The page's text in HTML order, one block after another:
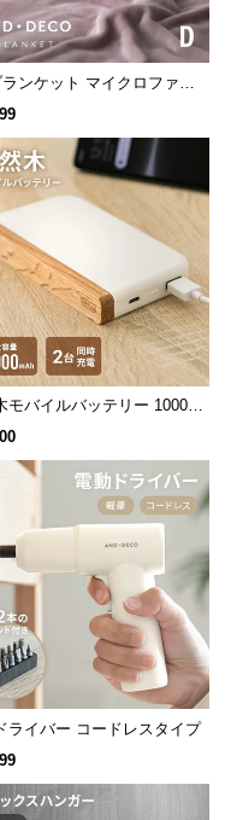
ンケット マイクロファイ
モバイルバッテリー 10000m
C/USB-A 2台同時充電対応
ライバー コードレスタイプ